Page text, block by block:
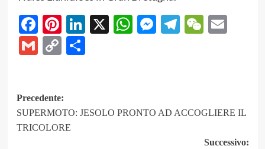
Facebook
Pinterest
LinkedIn
X WhatsApp
Messenger
Telegram
Gmail
CopyShare
Navigazione
articolo
Precedente:
SUPERMOTO: JESOLO PRONTO AD ACCOGLIERE IL
TRICOLORE
Successivo: